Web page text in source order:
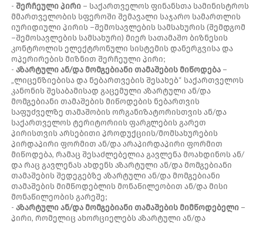
- შერჩეული პირი− საქართველოს ფინანსთა სამინისტროს
მმართველობის სფეროში შემავალი საჯარო სამართლის
იურიდიული პირის −შემოსავლების სამსახურის (შემდგომ
−შემოსავლების სამსახური) მიერ სათამაშო ბიზნესის
კონტროლის ელექტრონული სისტემის დანერგვისა და
ოპერირების მიზნით შერჩეული პირი;
- აზარტული ან/და მომგებიანი თამაშების მიწოდება−
„ლიცენზიებისა და ნებართვების შესახებ“ საქართველოს
კანონის შესაბამისად გაცემული აზარტული ან/და
მომგებიანი თამაშების მიწოდების ნებართვის
საფუძველზე თამაშობის ორგანიზატორისთვის ან/და
საქართველოს ტერიტორიის ფარგლების გარეთ
პირისთვის არსებითი პროდუქციის/მომსახურების
პირდაპირი ფორმით ან/და არაპირდაპირი ფორმით
მიწოდება, რამაც შესაძლებელია გავლენა მოახდინოს ან/
და რაც გავლენას ახდენს აზარტული ან/და მომგებიანი
თამაშების შედეგებზე აზარტული ან/და მომგებიანი
თამაშების მიმწოდებლის მონაწილეობით ან/და მისი
მონაწილეობის გარეშე;
- აზარტული ან/და მომგებიანი თამაშების მიმწოდებელი−
პირი, რომელიც ახორციელებს აზარტული ან/და